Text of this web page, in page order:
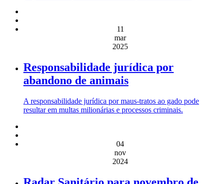
11
mar
2025
Responsabilidade jurídica por
abandono de animais
A responsabilidade jurídica por maus-tratos ao gado pode
resultar em multas milionárias e processos criminais.
04
nov
2024